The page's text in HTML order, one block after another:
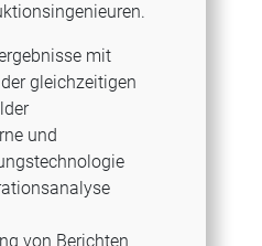
mit
gleichzeitigen
und
von Berichten